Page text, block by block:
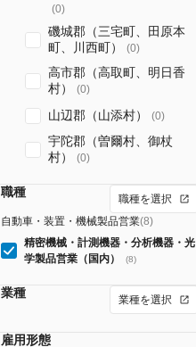
(0)
磯城郡（三宅町、田原本
町、川西町）
(0)
高市郡（高取町、明日香
村）
(0)
山辺郡（山添村） (0)
宇陀郡（曽爾村、御杖
村）
(0)
職種
職種を選択
自動車・装置・機械製品営業(8)
精密機械・計測機器・分析機器・光
学製品営業（国内）
(8)
業種 業種を選択
雇用形態